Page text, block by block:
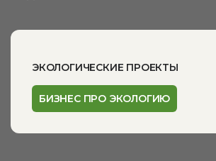
ЭКОЛОГИЧЕСКИЕ ПРОЕКТЫ
БИЗНЕС ПРО ЭКОЛОГИЮ